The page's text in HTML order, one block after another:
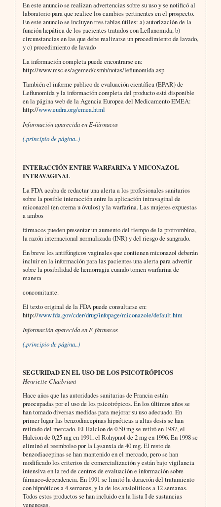
En este anuncio se realizan advertencias sobre su uso y se notificó al
laboratorio para que realice los cambios pertinentes en el prospecto.
En este anuncio se incluyen tres tablas útiles: a) autorización de la
función hepática de los pacientes tratados con Leflunomida, b)
circunstancias en las que debe realizarse un procedimiento de lavado,
y c) procedimiento de lavado
La información completa puede encontrarse en:
http://www.msc.es/agemed/csmh/notas/leflunomida.asp
También el informe publico de evaluación científica (EPAR) de
Leflunomida y la información completa del producto está disponible
en la página web de la Agencia Europea del Medicamento EMEA:
http://www.eudra.org/emea.html
Información aparecida en E-fármacos
(.principio de página..)
INTERACCIÓN ENTRE WARFARINA Y MICONAZOL
INTRAVAGINAL
La FDA acaba de redactar una alerta a los profesionales sanitarios
sobre la posible interacción entre la aplicación intravaginal de
miconazol (en crema u óvulos) y la warfarina. Las mujeres expuestas
a ambos
fármacos pueden presentar un aumento del tiempo de la protrombina,
la razón internacional normalizada (INR) y del riesgo de sangrado.
En breve los antifúngicos vaginales que contienen miconazol deberán
incluir en la información para las pacientes una alerta para advertir
sobre la posibilidad de hemorragia cuando tomen warfarina de
manera
concomitante.
El texto original de la FDA puede consultarse en:
http://www.fda.gov/cder/drug/infopage/miconazole/default.htm
Información aparecida en E-fármacos
(.principio de página..)
SEGURIDAD EN EL USO DE LOS PSICOTRÓPICOS
Henriette Chaibriant
Hace años que las autoridades sanitarias de Francia están
preocupadas por el uso de los psicotrópicos. En los últimos años se
han tomado diversas medidas para mejorar su uso adecuado. En
primer lugar las benzodiacepinas hipnóticas a altas dosis se han
retirado del mercado. El Halcion de 0.50 mg se retiró en 1987, el
Halcion de 0,25 mg en 1991, el Rohypnol de 2 mg en 1996. En 1998 se
eliminó el reembolso por la Lysanxia de 40 mg. El resto de
benzodiacepinas se han mantenido en el mercado, pero se han
modificado los criterios de comercialización y están bajo vigilancia
intensiva en la red de centros de evaluación e información sobre
fármaco-dependencia. En 1991 se limitó la duración del tratamiento
con hipnóticos a 4 semanas, y la de los ansiolíticos a 12 semanas.
Todos estos productos se han incluido en la lista I de sustancias
venenosas.